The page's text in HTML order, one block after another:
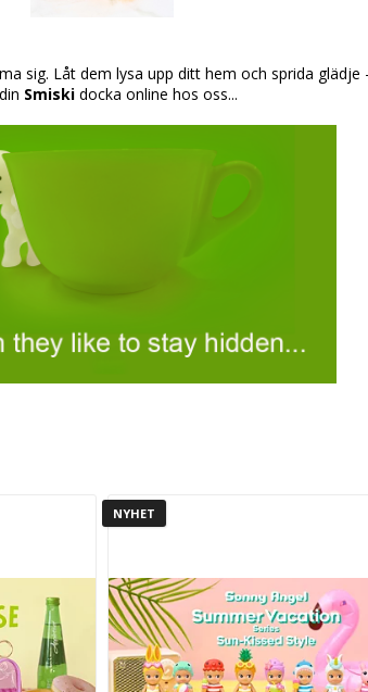
sig. Låt dem lysa upp ditt hem och sprida
Smiski docka online hos oss...
NYHET